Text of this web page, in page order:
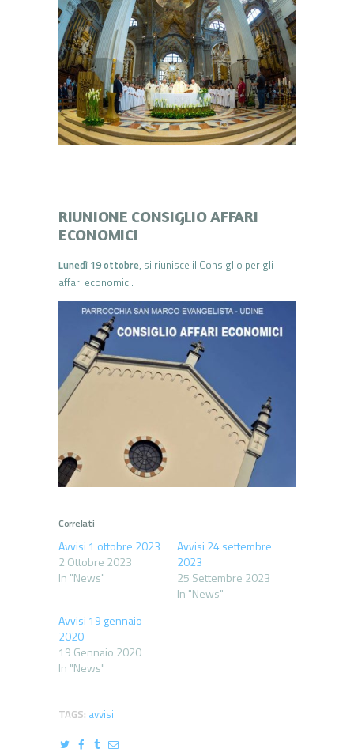
RIUNIONE CONSIGLIO AFFARI
ECONOMICI
Lunedì 19 ottobre, si riunisce il Consiglio per gli
affari economici.
Correlati
Avvisi 1 ottobre 2023
2 Ottobre 2023
In "News"
Avvisi 24 settembre
2023
25 Settembre 2023
In "News"
Avvisi 19 gennaio
2020
19 Gennaio 2020
In "News"
TAGS: avvisi